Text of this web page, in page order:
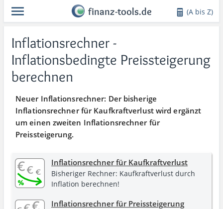
finanz-tools.de (A bis Z)
Inflationsrechner -
Inflationsbedingte Preissteigerung
berechnen
Neuer Inflationsrechner: Der bisherige
Inflationsrechner für Kaufkraftverlust wird ergänzt
um einen zweiten Inflationsrechner für
Preissteigerung.
Inflationsrechner für Kaufkraftverlust
Bisheriger Rechner: Kauf­kraft­verlust durch
Inflation berechnen!
Inflationsrechner für Preissteigerung